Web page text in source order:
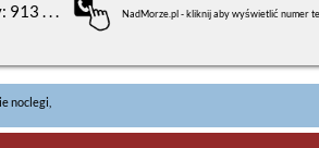
913 . . . NadMorze.pl - kliknij aby wyświetlić numer
noclegi,